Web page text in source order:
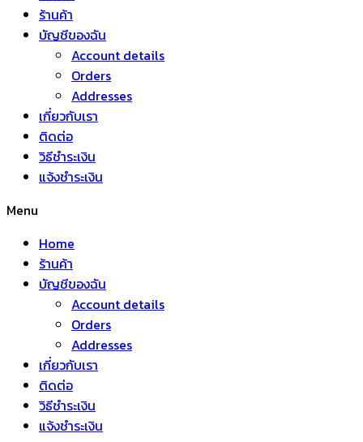
ร้านค้า
บัญชีของฉัน
Account details
Orders
Addresses
เกี่ยวกับเรา
ติดต่อ
วิธีชำระเงิน
แจ้งชำระเงิน
Menu
Home
ร้านค้า
บัญชีของฉัน
Account details
Orders
Addresses
เกี่ยวกับเรา
ติดต่อ
วิธีชำระเงิน
แจ้งชำระเงิน